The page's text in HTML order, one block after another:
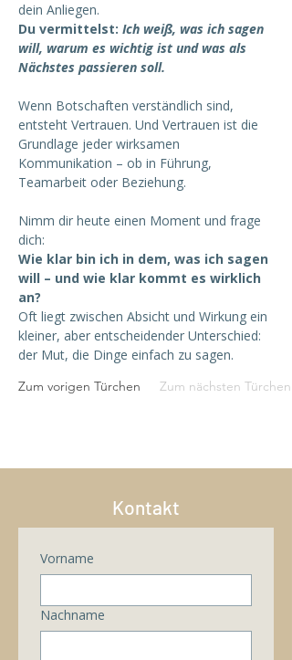
dein Anliegen.
Du vermittelst: Ich weiß, was ich sagen
will, warum es wichtig ist und was als
Nächstes passieren soll.
Wenn Botschaften verständlich sind,
entsteht Vertrauen. Und Vertrauen ist die
Grundlage jeder wirksamen
Kommunikation – ob in Führung,
Teamarbeit oder Beziehung.
Nimm dir heute einen Moment und frage
dich:
Wie klar bin ich in dem, was ich sagen
will – und wie klar kommt es wirklich
an?
Oft liegt zwischen Absicht und Wirkung ein
kleiner, aber entscheidender Unterschied:
der Mut, die Dinge einfach zu sagen.
Zum vorigen Türchen Zum nächsten Türchen
Kontakt
Vorname
Nachname